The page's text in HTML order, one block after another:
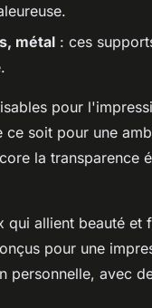
métal : ces
pour
ce soit pour une
la transparence
qui allient beauté
pour une
personnelle, avec